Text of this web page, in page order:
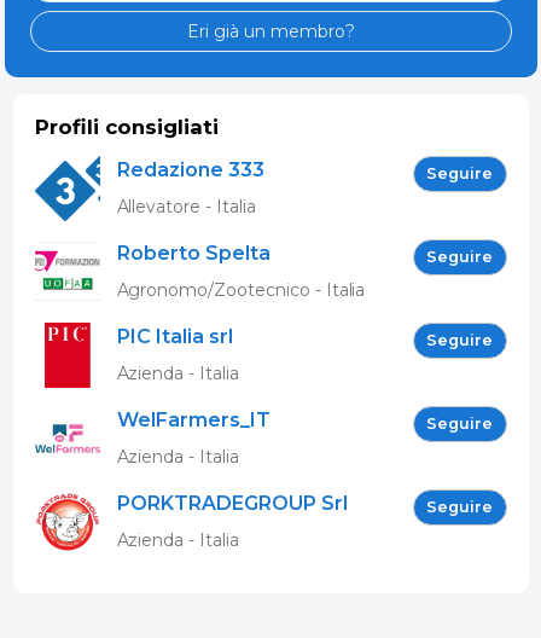
Eri già un membro?
Profili consigliati
Redazione 333 Seguire
Allevatore - Italia
Roberto Spelta Seguire
Agronomo/Zootecnico - Italia
PIC Italia srl Seguire
Azienda - Italia
WelFarmers_IT Seguire
Azienda - Italia
PORKTRADEGROUP Srl Seguire
Azienda - Italia